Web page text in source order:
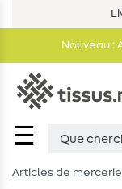
Nouveau :
☰
Articles de